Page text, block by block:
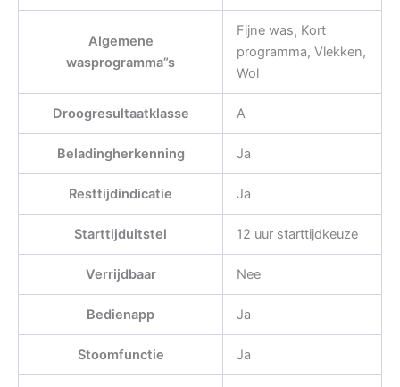
Algemene
wasprogramma”s
Fijne was, Kort
programma, Vlekken,
Wol
Droogresultaatklasse A
Beladingherkenning Ja
Resttijdindicatie Ja
Starttijduitstel 12 uur starttijdkeuze
Verrijdbaar Nee
Bedienapp Ja
Stoomfunctie Ja